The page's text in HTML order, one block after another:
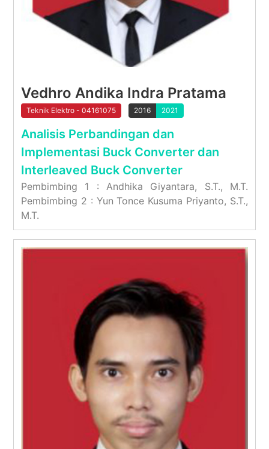
Vedhro Andika Indra Pratama
Teknik Elektro - 04161075 2016 2021
Analisis Perbandingan dan
Implementasi Buck Converter dan
Interleaved Buck Converter
Pembimbing 1 : Andhika Giyantara, S.T., M.T.
Pembimbing 2 : Yun Tonce Kusuma Priyanto, S.T.,
M.T.